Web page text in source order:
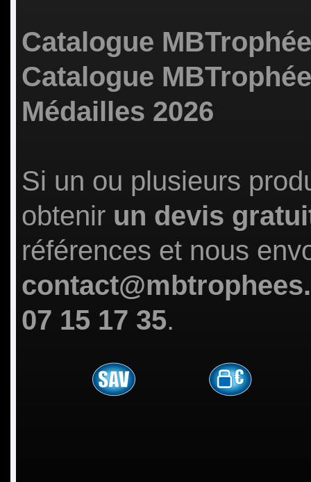
Catalogue
Catalogue
Médailles 2026
Si un ou plusieurs
obtenir un devis
références et nous
07 15 17 35.